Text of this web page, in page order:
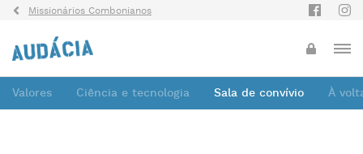
Missionários Combonianos
Valores Ciência e tecnologia Sala de convívio À